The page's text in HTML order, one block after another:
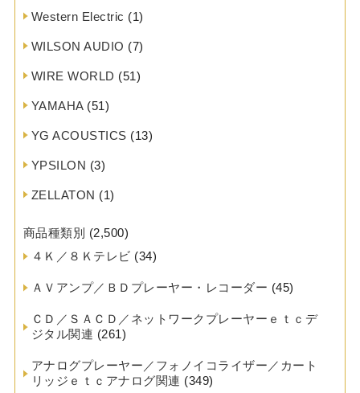
Western Electric (1)
WILSON AUDIO (7)
WIRE WORLD (51)
YAMAHA(51)
YG ACOUSTICS (13)
YPSILON (3)
ZELLATON (1)
商品種類別 (2,500)
４Ｋ／８Ｋテレビ (34)
ＡＶアンプ／ＢＤプレーヤー・レコーダー (45)
ＣＤ／ＳＡＣＤ／ネットワークプレーヤーｅｔｃデ
ジタル関連 (261)
アナログプレーヤー／フォノイコライザー／カート
リッジｅｔｃアナログ関連 (349)